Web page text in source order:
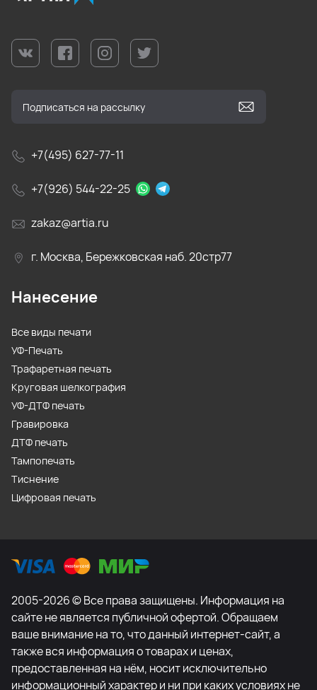
+7(495) 627-77-11
+7(926) 544-22-25
zakaz@artia.ru
г. Москва, Бережковская наб. 20стр77
Нанесение
Все виды печати
УФ-Печать
Трафаретная печать
Круговая шелкография
УФ-ДТФ печать
Гравировка
ДТФ печать
Тампопечать
Тиснение
Цифровая печать
2005-2026 © Все права защищены. Информация на
сайте не является публичной офертой. Обращаем
ваше внимание на то, что данный интернет-сайт, а
также вся информация о товарах и ценах,
предоставленная на нём, носит исключительно
информационный характер и ни при каких условиях не